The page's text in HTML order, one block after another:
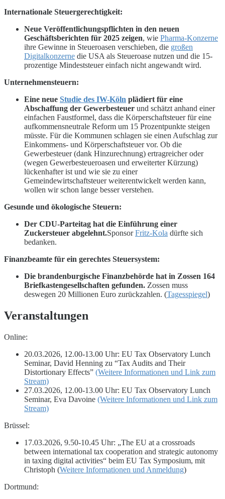
Internationale Steuergerechtigkeit:
Neue Veröffentlichungspflichten in den neuen
Geschäftsberichten für 2025 zeigen, wie Pharma-Konzerne
ihre Gewinne in Steueroasen verschieben, die großen
Digitalkonzerne die USA als Steueroase nutzen und die 15-
prozentige Mindeststeuer einfach nicht angewandt wird.
Unternehmensteuern:
Eine neue Studie des IW-Köln plädiert für eine
Abschaffung der Gewerbesteuer und schätzt anhand einer
einfachen Faustformel, dass die Körperschaftsteuer für eine
aufkommensneutrale Reform um 15 Prozentpunkte steigen
müsste. Für die Kommunen schlagen sie einen Aufschlag zur
Einkommens- und Körperschaftsteuer vor. Ob die
Gewerbesteuer (dank Hinzurechnung) ertragreicher oder
(wegen Gewerbesteueroasen und erweiterter Kürzung)
lückenhafter ist und wie sie zu einer
Gemeindewirtschaftsteuer weiterentwickelt werden kann,
wollen wir schon lange besser verstehen.
Gesunde und ökologische Steuern:
Der CDU-Parteitag hat die Einführung einer
Zuckersteuer abgelehnt.SponsorFritz-Kola dürfte sich
bedanken.
Finanzbeamte für ein gerechtes Steuersystem:
Die brandenburgische Finanzbehörde hat in Zossen 164
Briefkastengesellschaften gefunden. Zossen muss
deswegen 20 Millionen Euro zurückzahlen. (Tagesspiegel)
Veranstaltungen
Online:
20.03.2026, 12.00-13.00 Uhr: EU Tax Observatory Lunch
Seminar, David Henning zu “Tax Audits and Their
Distortionary Effects” (Weitere Informationen und Link zum
Stream)
27.03.2026, 12.00-13.00 Uhr: EU Tax Observatory Lunch
Seminar, Eva Davoine (Weitere Informationen und Link zum
Stream)
Brüssel:
17.03.2026, 9.50-10.45 Uhr: „The EU at a crossroads
between international tax cooperation and strategic autonomy
in taxing digital activities“ beim EU Tax Symposium, mit
Christoph (Weitere Informationen und Anmeldung)
Dortmund: